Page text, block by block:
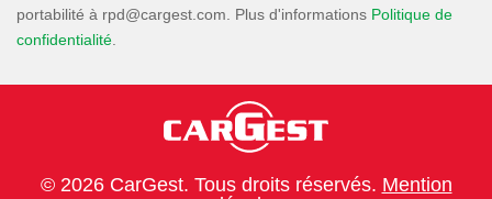
portabilité à
. Plus d'informations Politique de
confidentialité.
© 2026 CarGest. Tous droits réservés. Mention